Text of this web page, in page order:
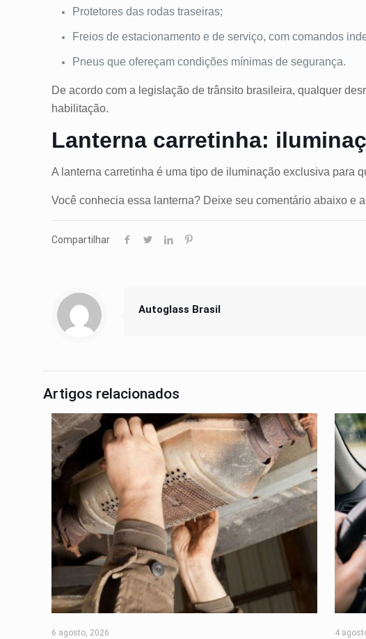
Protetores das rodas traseiras;
Freios de estacionamento e de serviço, com comandos
Pneus que ofereçam condições mínimas de segurança.
De acordo com a legislação de trânsito brasileira, qualquer
habilitação.
Lanterna carretinha:
A lanterna carretinha é uma tipo de iluminação exclusiva para
Você conhecia essa lanterna? Deixe seu comentário abaixo e
Compartilhar
Autoglass Brasil
Artigos relacionados
6 agosto, 2026 4